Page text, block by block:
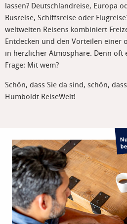
lassen? Deutschlandreise, Europa
Busreise, Schiffsreise oder
weltweiten Reisens kombiniert
Entdecken und den Vorteilen einer
in herzlicher Atmosphäre. Denn oft
Frage: Mit wem?
Schön, dass Sie da sind, schön,
Humboldt ReiseWelt!